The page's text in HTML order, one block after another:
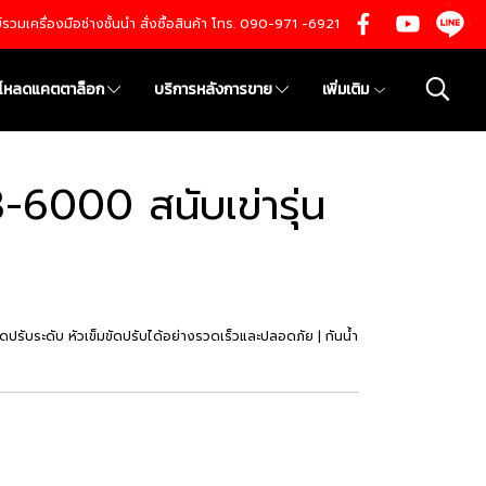
มเครื่องมือช่างชั้นนำ สั่งซื้อสินค้า โทร. 090-971 -6921
หลดแคตตาล็อก บริการหลังการขาย เพิ่มเติม
สนับเข่ารุ่น
รับระดับ หัวเข็มขัดปรับได้อย่างรวดเร็วและปลอดภัย | กันน้ำ